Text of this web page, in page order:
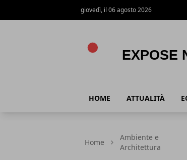
giovedì, il 06 agosto 2026
HOME ATTUALITÀ
Home
Ambiente e
Architettura